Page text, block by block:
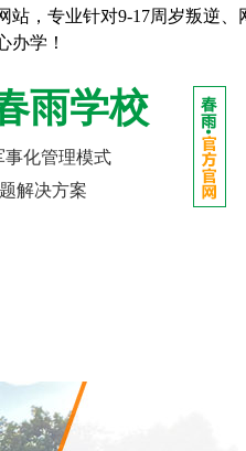
雨学校
事化管理模式
解决方案
站，专业针对9-17周岁叛逆
办学！